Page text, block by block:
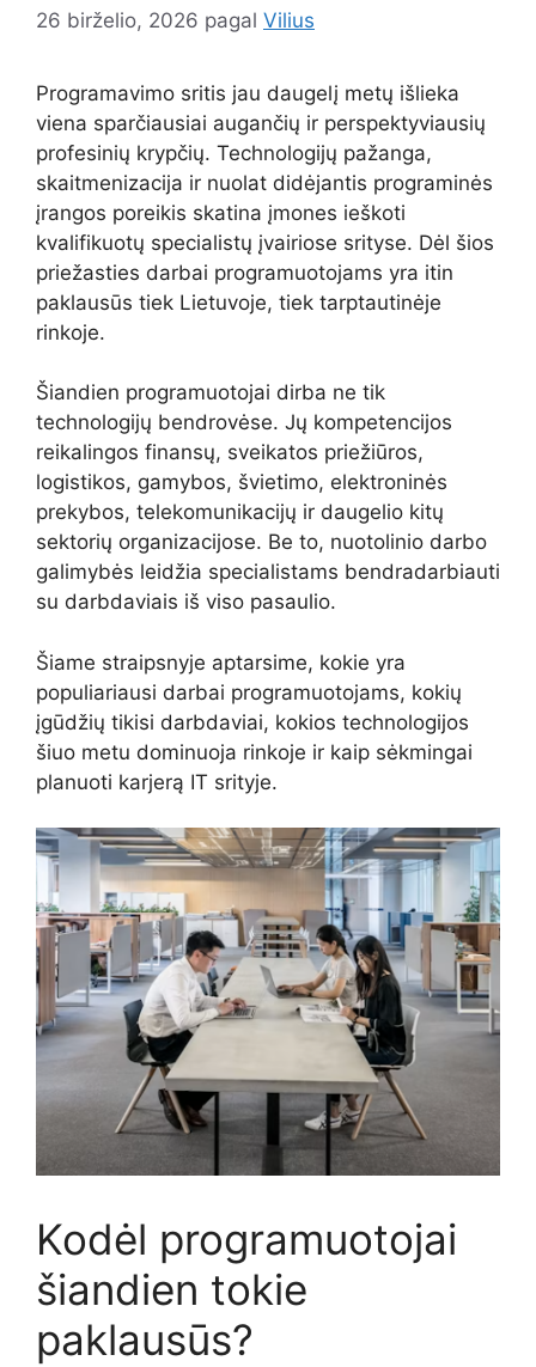
26 birželio, 2026 pagal Vilius
Programavimo sritis jau daugelį metų išlieka
viena sparčiausiai augančių ir perspektyviausių
profesinių krypčių. Technologijų pažanga,
skaitmenizacija ir nuolat didėjantis programinės
įrangos poreikis skatina įmones ieškoti
kvalifikuotų specialistų įvairiose srityse. Dėl šios
priežasties darbai programuotojams yra itin
paklausūs tiek Lietuvoje, tiek tarptautinėje
rinkoje.
Šiandien programuotojai dirba ne tik
technologijų bendrovėse. Jų kompetencijos
reikalingos finansų, sveikatos priežiūros,
logistikos, gamybos, švietimo, elektroninės
prekybos, telekomunikacijų ir daugelio kitų
sektorių organizacijose. Be to, nuotolinio darbo
galimybės leidžia specialistams bendradarbiauti
su darbdaviais iš viso pasaulio.
Šiame straipsnyje aptarsime, kokie yra
populiariausi darbai programuotojams, kokių
įgūdžių tikisi darbdaviai, kokios technologijos
šiuo metu dominuoja rinkoje ir kaip sėkmingai
planuoti karjerą IT srityje.
Kodėl programuotojai
šiandien tokie
paklausūs?